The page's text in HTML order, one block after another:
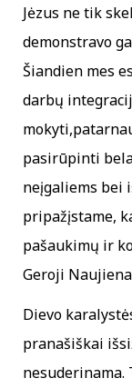
Jėzus ne tik
demonstravo
Šiandien mes
darbų
pasirūpinti
neįgaliems bei
pripažįstame,
pašaukimų ir
Geroji
Dievo
pranašiškai